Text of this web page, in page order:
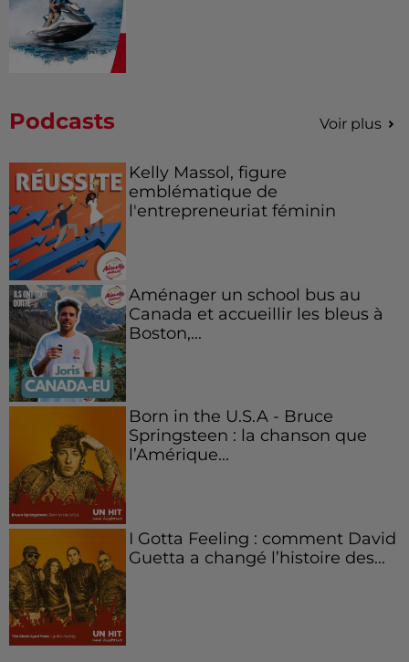
Podcasts Voir plus
Kelly Massol, figure
emblématique de
l'entrepreneuriat féminin
Aménager un school bus au
Canada et accueillir les bleus à
Boston,...
Born in the U.S.A - Bruce
Springsteen : la chanson que
l’Amérique...
I Gotta Feeling : comment David
Guetta a changé l’histoire des...